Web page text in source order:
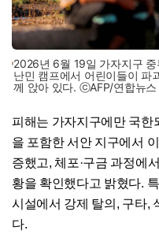
2026년 6월 19일 가자지구
난민 캠프에서 어린이들이 파
께 앉아 있다. ⓒAFP/연합뉴스
피해는 가자지구에만 국한
을 포함한 서안 지구에서
증했고, 체포·구금 과정에
황을 확인했다고 밝혔다.
시설에서 강제 탈의, 구타,
다.